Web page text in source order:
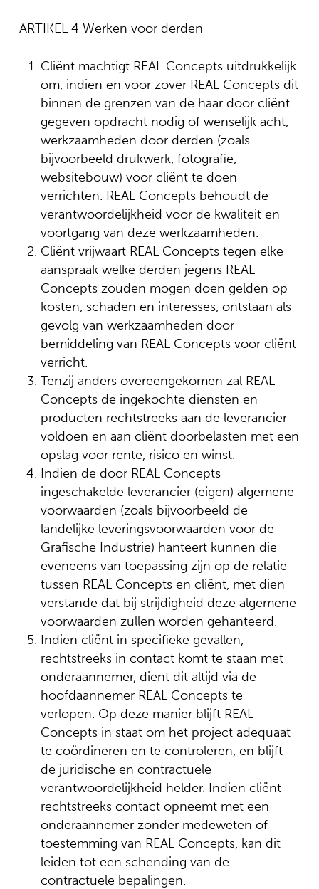
ARTIKEL 4 Werken voor derden
Cliënt machtigt REAL Concepts uitdrukkelijk
om, indien en voor zover REAL Concepts dit
binnen de grenzen van de haar door cliënt
gegeven opdracht nodig of wenselijk acht,
werkzaamheden door derden (zoals
bijvoorbeeld drukwerk, fotografie,
websitebouw) voor cliënt te doen
verrichten. REAL Concepts behoudt de
verantwoordelijkheid voor de kwaliteit en
voortgang van deze werkzaamheden.
Cliënt vrijwaart REAL Concepts tegen elke
aanspraak welke derden jegens REAL
Concepts zouden mogen doen gelden op
kosten, schaden en interesses, ontstaan als
gevolg van werkzaamheden door
bemiddeling van REAL Concepts voor cliënt
verricht.
Tenzij anders overeengekomen zal REAL
Concepts de ingekochte diensten en
producten rechtstreeks aan de leverancier
voldoen en aan cliënt doorbelasten met een
opslag voor rente, risico en winst.
Indien de door REAL Concepts
ingeschakelde leverancier (eigen) algemene
voorwaarden (zoals bijvoorbeeld de
landelijke leveringsvoorwaarden voor de
Grafische Industrie) hanteert kunnen die
eveneens van toepassing zijn op de relatie
tussen REAL Concepts en cliënt, met dien
verstande dat bij strijdigheid deze algemene
voorwaarden zullen worden gehanteerd.
Indien cliënt in specifieke gevallen,
rechtstreeks in contact komt te staan met
onderaannemer, dient dit altijd via de
hoofdaannemer REAL Concepts te
verlopen. Op deze manier blijft REAL
Concepts in staat om het project adequaat
te coördineren en te controleren, en blijft
de juridische en contractuele
verantwoordelijkheid helder. Indien cliënt
rechtstreeks contact opneemt met een
onderaannemer zonder medeweten of
toestemming van REAL Concepts, kan dit
leiden tot een schending van de
contractuele bepalingen.